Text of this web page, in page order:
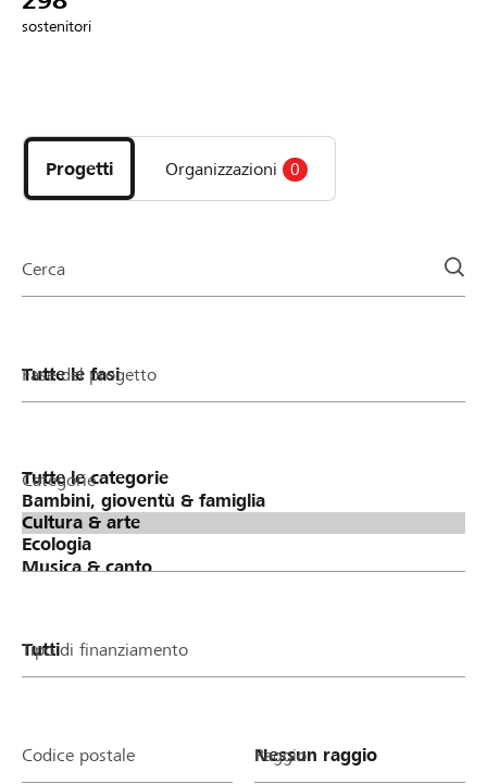
DE FR IT
sostenitori
i
progetti
e
della
Progetti Organizzazioni 0
Cerca
Fase del progetto
Categorie
Tipo di finanziamento
Codice postale Raggio